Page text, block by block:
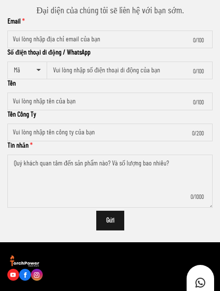
Đại diện của chúng tôi sẽ liên hệ với bạn sớm.
Email
0/100
Số điện thoại di động / WhatsApp
Mã 0/100
Tên
0/100
Tên Công Ty
0/200
Tin nhắn
0/1000
Gửi